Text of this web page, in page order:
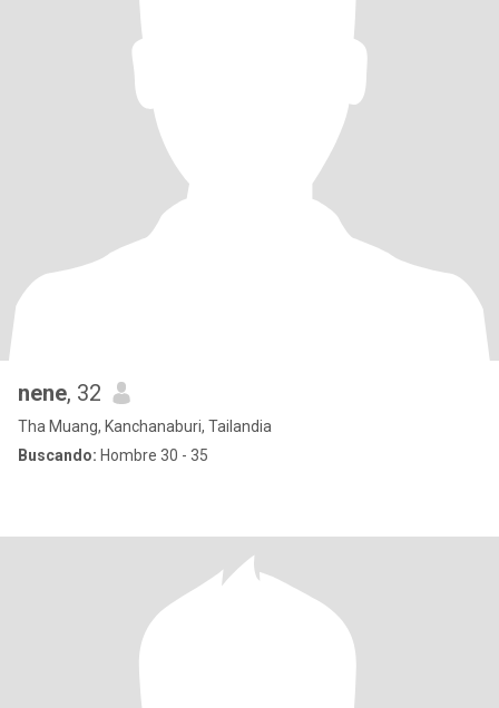
nene, 32
Tha Muang, Kanchanaburi, Tailandia
Buscando: Hombre 30 - 35